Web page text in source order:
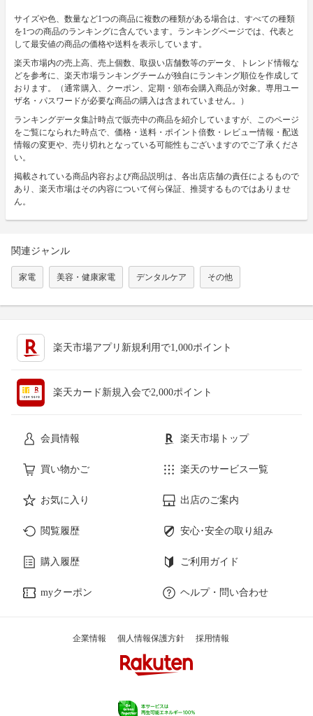
サイズや色、数量など1つの商品に複数の種類がある場合は、すべての種類
を1つの商品のランキングに含んでいます。ランキングページでは、代表と
して最安値の商品の価格や送料を表示しています。
楽天市場内の売上高、売上個数、取扱い店舗数等のデータ、トレンド情報な
どを参考に、楽天市場ランキングチームが独自にランキング順位を作成して
おります。（通常購入、クーポン、定期・頒布会購入商品が対象。専用ユー
ザ名・パスワードが必要な商品の購入は含まれていません。）
ランキングデータ集計時点で販売中の商品を紹介していますが、このページ
をご覧になられた時点で、価格・送料・ポイント倍数・レビュー情報・配送
情報の変更や、売り切れとなっている可能性もございますのでご了承くださ
い。
掲載されている商品内容および商品説明は、各出店店舗の責任によるもので
あり、楽天市場はその内容について何ら保証、推奨するものではありませ
ん。
関連ジャンル
家電 美容・健康家電 デンタルケア その他
楽天市場アプリ新規利用で1,000ポイント
楽天カード新規入会で2,000ポイント
会員情報 楽天市場トップ
買い物かご 楽天のサービス一覧
お気に入り 出店のご案内
閲覧履歴 安心･安全の取り組み
購入履歴 ご利用ガイド
myクーポン ヘルプ・問い合わせ
企業情報 個人情報保護方針 採用情報